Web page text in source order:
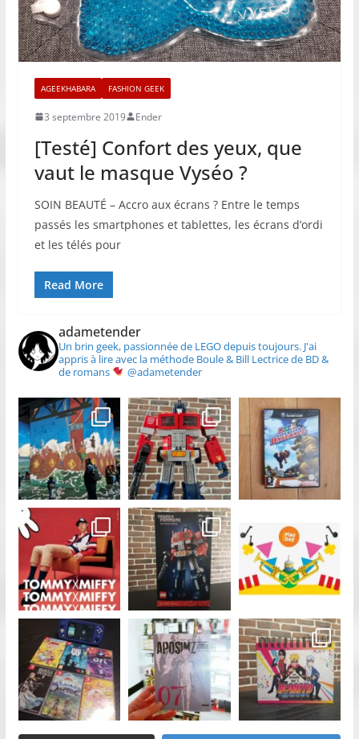
AGEEKHABARA FASHION GEEK
3 septembre 2019 Ender
[Testé] Confort des yeux, que
vaut le masque Vyséo ?
SOIN BEAUTÉ – Accro aux écrans ? Entre le temps
passés les smartphones et tablettes, les écrans d’ordi
et les télés pour
Read More
adametender
Un brin geek, passionnée de LEGO depuis toujours.J'ai
appris à lire avec la méthode Boule & Bill Lectrice de BD &
de romans
@adametender